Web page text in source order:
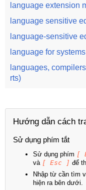
language extension
language sensitive
language-sensitive
language for
languages,
rts)
Hướng dẫn cách
Sử dụng phím tắt
Sử dụng phím [
và [ Esc ] để
Nhập từ cần tìm
hiện ra bên dưới.